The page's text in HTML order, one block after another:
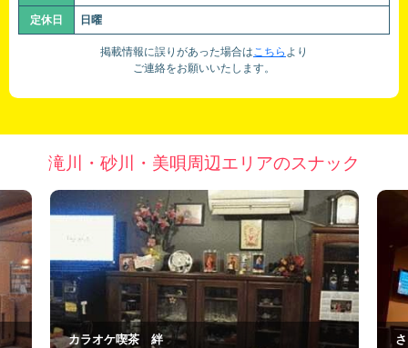
定休日 日曜
掲載情報に誤りがあった場合はこちら より
ご連絡をお願いいたします。
滝川・砂川・美唄周辺エリアのスナック
さくせす